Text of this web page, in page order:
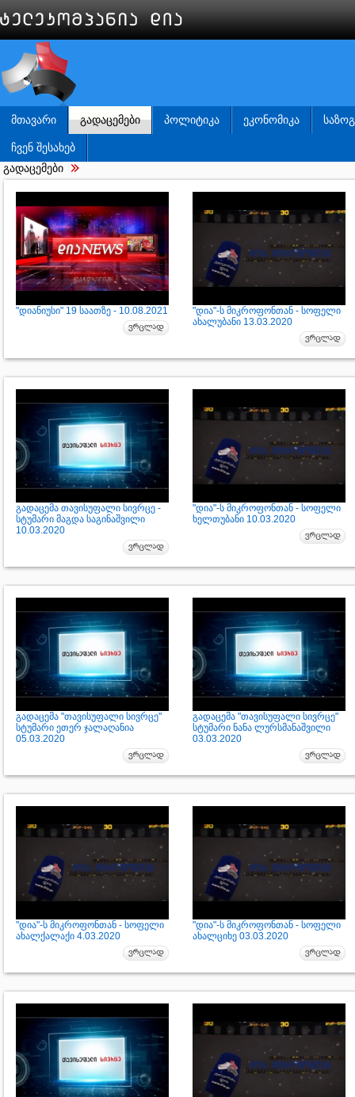
ᲛᲗᲐᲕᲐᲠᲘ ᲒᲐᲓᲐᲪᲔᲛᲔᲑᲘ ᲞᲝᲚᲘᲢᲘᲙᲐ ᲔᲙᲝᲜᲝᲛᲘᲙᲐ
ᲩᲕᲔᲜ ᲨᲔᲡᲐᲮᲔᲑ
გადაცემები
"დიანიუსი" 19 საათზე - 10.08.2021
"დია"-ს მიკროფონთან - სოფელი
ახალუბანი 13.03.2020
გადაცემა თავისუფალი სივრცე -
სტუმარი მაგდა საგინაშვილი
10.03.2020
"დია"-ს მიკროფონთან - სოფელი
ხელთუბანი 10.03.2020
გადაცემა "თავისუფალი სივრცე"
სტუმარი ეთერ ჯალაღანია
05.03.2020
გადაცემა "თავისუფალი სივრცე"
სტუმარი ნანა ლურსმანაშვილი
03.03.2020
"დია"-ს მიკროფონთან - სოფელი
ახალქალაქი 4.03.2020
"დია"-ს მიკროფონთან - სოფელი
ახალციხე 03.03.2020